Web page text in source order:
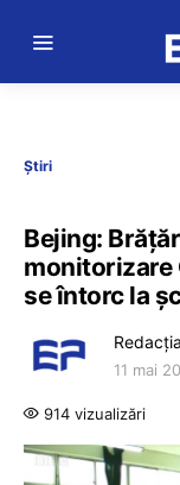
Știri
Bejing:
monitorizare
se întorc la
Redacția
11 mai
914 vizualizări